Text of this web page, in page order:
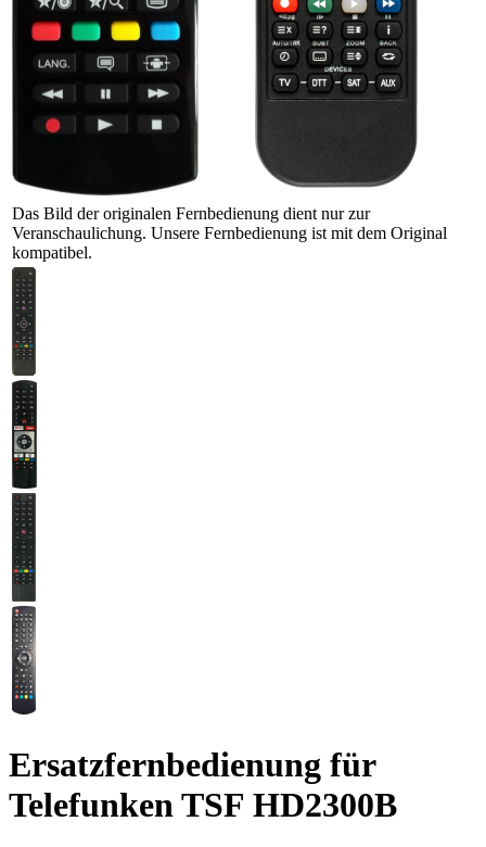
Das Bild der originalen Fernbedienung dient nur zur
Veranschaulichung. Unsere Fernbedienung ist mit dem Original
kompatibel.
Ersatzfernbedienung für
Telefunken TSF HD2300B